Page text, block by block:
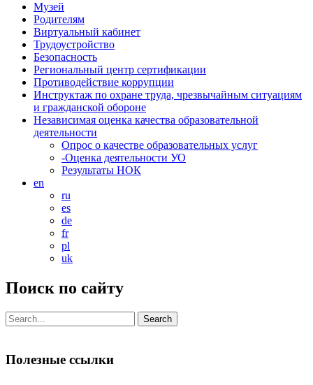
Музей
Родителям
Виртуальный кабинет
Трудоустройство
Безопасность
Региональный центр сертификации
Противодействие коррупции
Инструктаж по охране труда, чрезвычайным ситуациям
и гражданской обороне
Независимая оценка качества образовательной
деятельности
Опрос о качестве образовательных услуг
-Оценка деятельности УО
Результаты НОК
en
ru
es
de
fr
pl
uk
Поиск по сайту
Search
for:
Полезные ссылки